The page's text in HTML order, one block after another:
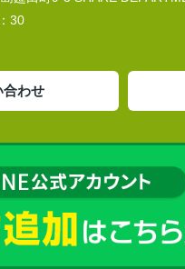
30
合わせ